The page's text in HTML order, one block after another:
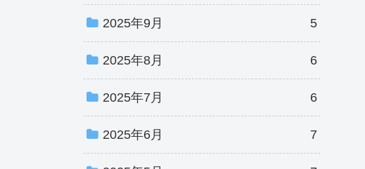
2025年9月 5
2025年8月 6
2025年7月 6
2025年6月 7